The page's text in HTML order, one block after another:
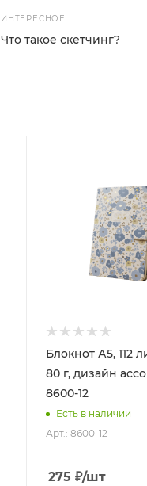
ИНТЕРЕСНОЕ
Что такое скетчинг?
Блокнот А5, 112
80 г, дизайн
8600-12
Есть в наличии
Арт.: 8600-12
275 ₽/шт